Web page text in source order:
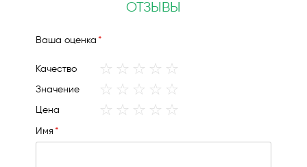
ОТЗЫВЫ
Ваша оценка
Качество
1
2
3
4
Значение
1
2
3
4
Цена
1
2
3
4
Имя